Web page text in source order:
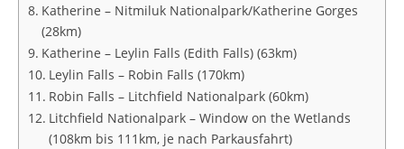
Katherine – Nitmiluk Nationalpark/Katherine Gorges
(28km)
Katherine – Leylin Falls (Edith Falls) (63km)
Leylin Falls – Robin Falls (170km)
Robin Falls – Litchfield Nationalpark (60km)
Litchfield Nationalpark – Window on the Wetlands
(108km bis 111km, je nach Parkausfahrt)